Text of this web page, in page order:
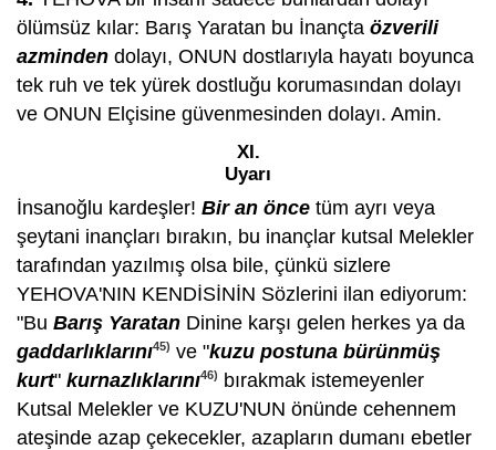
ölümsüz kılar: Barış Yaratan bu İnançta özverili
azminden dolayı, ONUN dostlarıyla hayatı boyunca
tek ruh ve tek yürek dostluğu korumasından dolayı
ve ONUN Elçisine güvenmesinden dolayı. Amin.
XI.
Uyarı
İnsanoğlu kardeşler! Bir an önce tüm ayrı veya
şeytani inançları bırakın, bu inançlar kutsal Melekler
tarafından yazılmış olsa bile, çünkü sizlere
YEHOVA'NIN KENDİSİNİN Sözlerini ilan ediyorum:
"Bu Barış Yaratan Dinine karşı gelen herkes ya da
gaddarlıklarını45) ve "kuzu postuna bürünmüş
kurt" kurnazlıklarını46) bırakmak istemeyenler
Kutsal Melekler ve KUZU'NUN önünde cehennem
ateşinde azap çekecekler, azapların dumanı ebetler